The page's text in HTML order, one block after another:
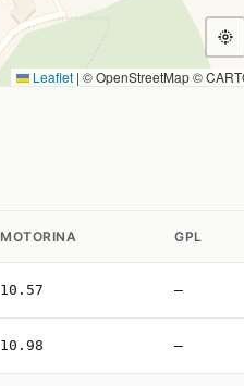
Leaflet | © OpenStreetMap ©
MOTORINA GPL
10.57 —
10.98 —